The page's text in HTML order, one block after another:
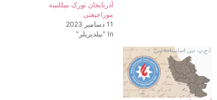
آذربایجان تورک میللتینه
موراجیعتی
11 دسامبر 2023
In "بیلدیریلر"